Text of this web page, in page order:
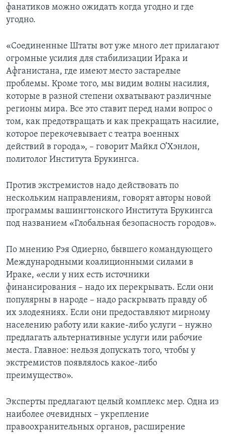
фанатиков можно ожидать когда угодно и где
угодно.
«Соединенные Штаты вот уже много лет прилагают
огромные усилия для стабилизации Ирака и
Афганистана, где имеют место застарелые
проблемы. Кроме того, мы видим волны насилия,
которые в разной степени охватывают различные
регионы мира. Все это ставит перед нами вопрос о
том, как предотвращать и как прекращать насилие,
которое перекочевывает с театра военных
действий в города», – говорит Майкл О’Хэнлон,
политолог Института Брукингса.
Против экстремистов надо действовать по
нескольким направлениям, говорят авторы новой
программы вашингтонского Института Брукингса
под названием «Глобальная безопасность городов».
По мнению Рэя Одиерно, бывшего командующего
Международными коалиционными силами в
Ираке, «если у них есть источники
финансирования – надо их перекрывать. Если они
популярны в народе – надо раскрывать правду об
их злодеяниях. Если они предоставляют мирному
населению работу или какие-либо услуги – нужно
предлагать альтернативные услуги или рабочие
места. Главное: нельзя допускать того, чтобы у
экстремистов появлялось какое-либо
преимущество».
Эксперты предлагают целый комплекс мер. Одна из
наиболее очевидных – укрепление
правоохранительных органов, расширение